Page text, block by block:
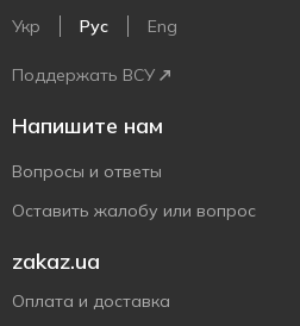
Укр Рус Eng
Поддержать ВСУ
Напишите нам
Вопросы и ответы
Оставить жалобу или вопрос
zakaz.ua
Оплата и доставка